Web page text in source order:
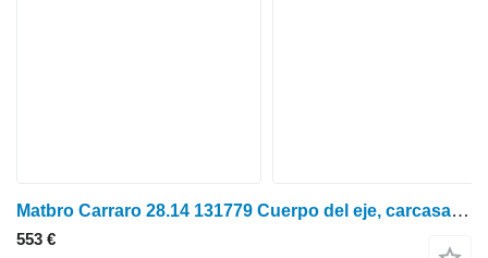
Matbro Carraro 28.14 131779 Cuerpo del eje, carcasa 131641, 11147 carcasa de eje para cargadora agrícola
553 €